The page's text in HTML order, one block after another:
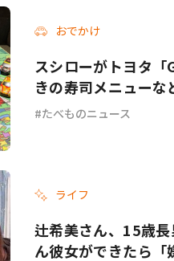
おでかけ
スシローがトヨタ
きの寿司メニューな
たべものニュース
ライフ
辻希美さん、15歳
ん彼女ができたら「